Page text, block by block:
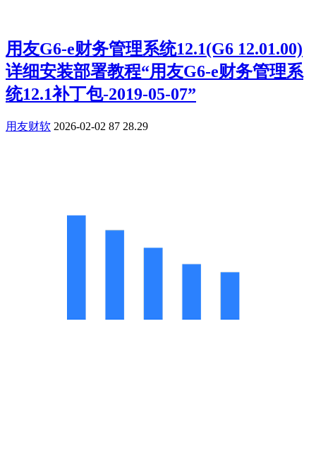
用友G6-e财务管理系统12.1(G6 12.01.00)
详细安装部署教程“用友G6-e财务管理系
统12.1补丁包-2019-05-07”
用友财软 2026-02-02 87 28.29